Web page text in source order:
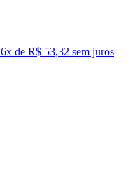
6x de R$ 53,32 sem juros